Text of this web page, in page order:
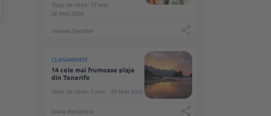
Timp de citire: 17 min
26 MAI 2026
Joanna Szyndler
CLASAMENTE
14 cele mai frumoase plaje
din Tenerife
Timp de citire: 7 min
20 MAI 2026
Ioana Alexandra